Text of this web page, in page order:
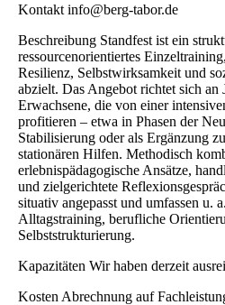
Kontakt info@berg-tabor.de
Beschreibung Standfest ist ein
ressourcenorientiertes
Resilienz, Selbstwirksamkeit und
abzielt. Das Angebot richtet sich an
Erwachsene, die von einer
profitieren – etwa in Phasen der
Stabilisierung oder als Ergänzung
stationären Hilfen. Methodisch
erlebnispädagogische Ansätze,
und zielgerichtete
situativ angepasst und umfassen u.
Alltagstraining, berufliche
Selbststrukturierung.
Kapazitäten Wir haben derzeit
Kosten Abrechnung auf